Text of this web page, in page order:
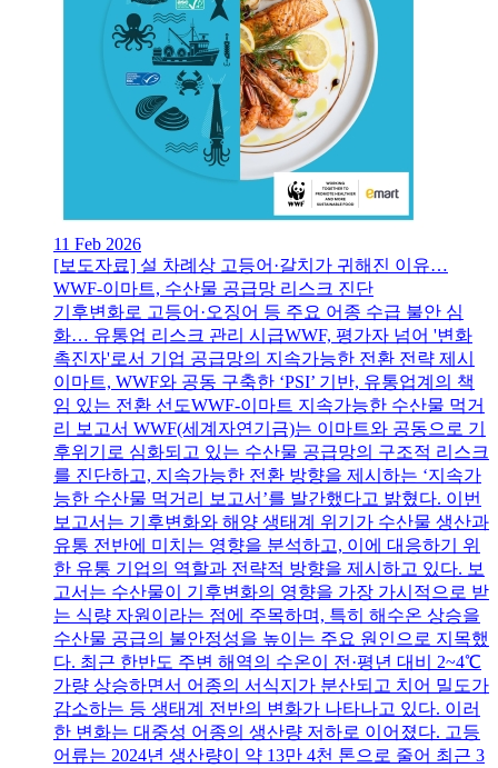
11 Feb 2026
[보도자료] 설 차례상 고등어·갈치가 귀해진 이유…
WWF-이마트, 수산물 공급망 리스크 진단
기후변화로 고등어·오징어 등 주요 어종 수급 불안 심
화… 유통업 리스크 관리 시급WWF, 평가자 넘어 '변화
촉진자'로서 기업 공급망의 지속가능한 전환 전략 제시
이마트, WWF와 공동 구축한 ‘PSI’ 기반, 유통업계의 책
임 있는 전환 선도WWF-이마트 지속가능한 수산물 먹거
리 보고서 WWF(세계자연기금)는 이마트와 공동으로 기
후위기로 심화되고 있는 수산물 공급망의 구조적 리스크
를 진단하고, 지속가능한 전환 방향을 제시하는 ‘지속가
능한 수산물 먹거리 보고서’를 발간했다고 밝혔다. 이번
보고서는 기후변화와 해양 생태계 위기가 수산물 생산과
유통 전반에 미치는 영향을 분석하고, 이에 대응하기 위
한 유통 기업의 역할과 전략적 방향을 제시하고 있다. 보
고서는 수산물이 기후변화의 영향을 가장 가시적으로 받
는 식량 자원이라는 점에 주목하며, 특히 해수온 상승을
수산물 공급의 불안정성을 높이는 주요 원인으로 지목했
다. 최근 한반도 주변 해역의 수온이 전·평년 대비 2~4℃
가량 상승하면서 어종의 서식지가 분산되고 치어 밀도가
감소하는 등 생태계 전반의 변화가 나타나고 있다. 이러
한 변화는 대중성 어종의 생산량 저하로 이어졌다. 고등
어류는 2024년 생산량이 약 13만 4천 톤으로 줄어 최근 3